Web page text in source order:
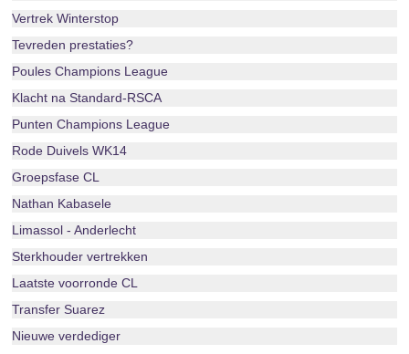
Vertrek Winterstop
Tevreden prestaties?
Poules Champions League
Klacht na Standard-RSCA
Punten Champions League
Rode Duivels WK14
Groepsfase CL
Nathan Kabasele
Limassol - Anderlecht
Sterkhouder vertrekken
Laatste voorronde CL
Transfer Suarez
Nieuwe verdediger